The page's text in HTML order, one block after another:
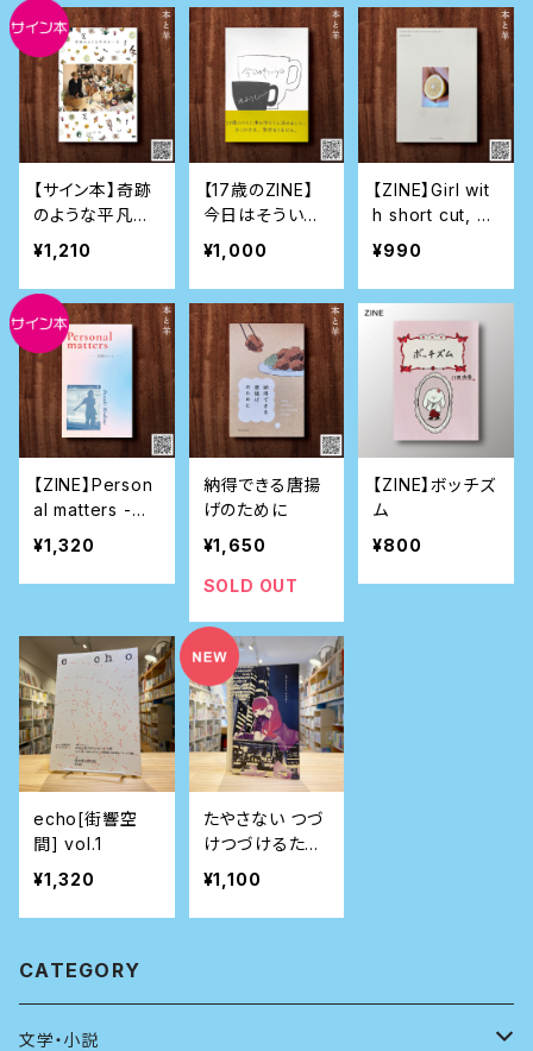
【サイン本】奇跡
のような平凡な
一日3
¥1,210
【17歳のZINE】
今日はそういう
日
¥1,000
【ZINE】Girl wit
h short cut, ab
out 20 years
us.
¥990
【ZINE】Person
al matters -結
婚のこと-（サイ
ン本）
¥1,320
納得できる唐揚
げのために
¥1,650
SOLD OUT
【ZINE】ボッチズ
ム
¥800
echo[街響空
間] vol.1
¥1,320
たやさない つづ
けつづけるため
のマガジン Vol.
04
¥1,100
CATEGORY
文学・小説